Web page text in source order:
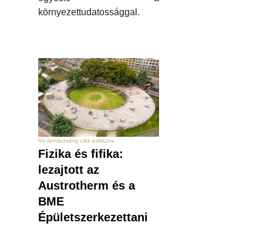
környezettudatossággal.
hír rendezvény cikk exkluzív
Fizika és fifika:
lezajtott az
Austrotherm és a
BME
Épületszerkezettani